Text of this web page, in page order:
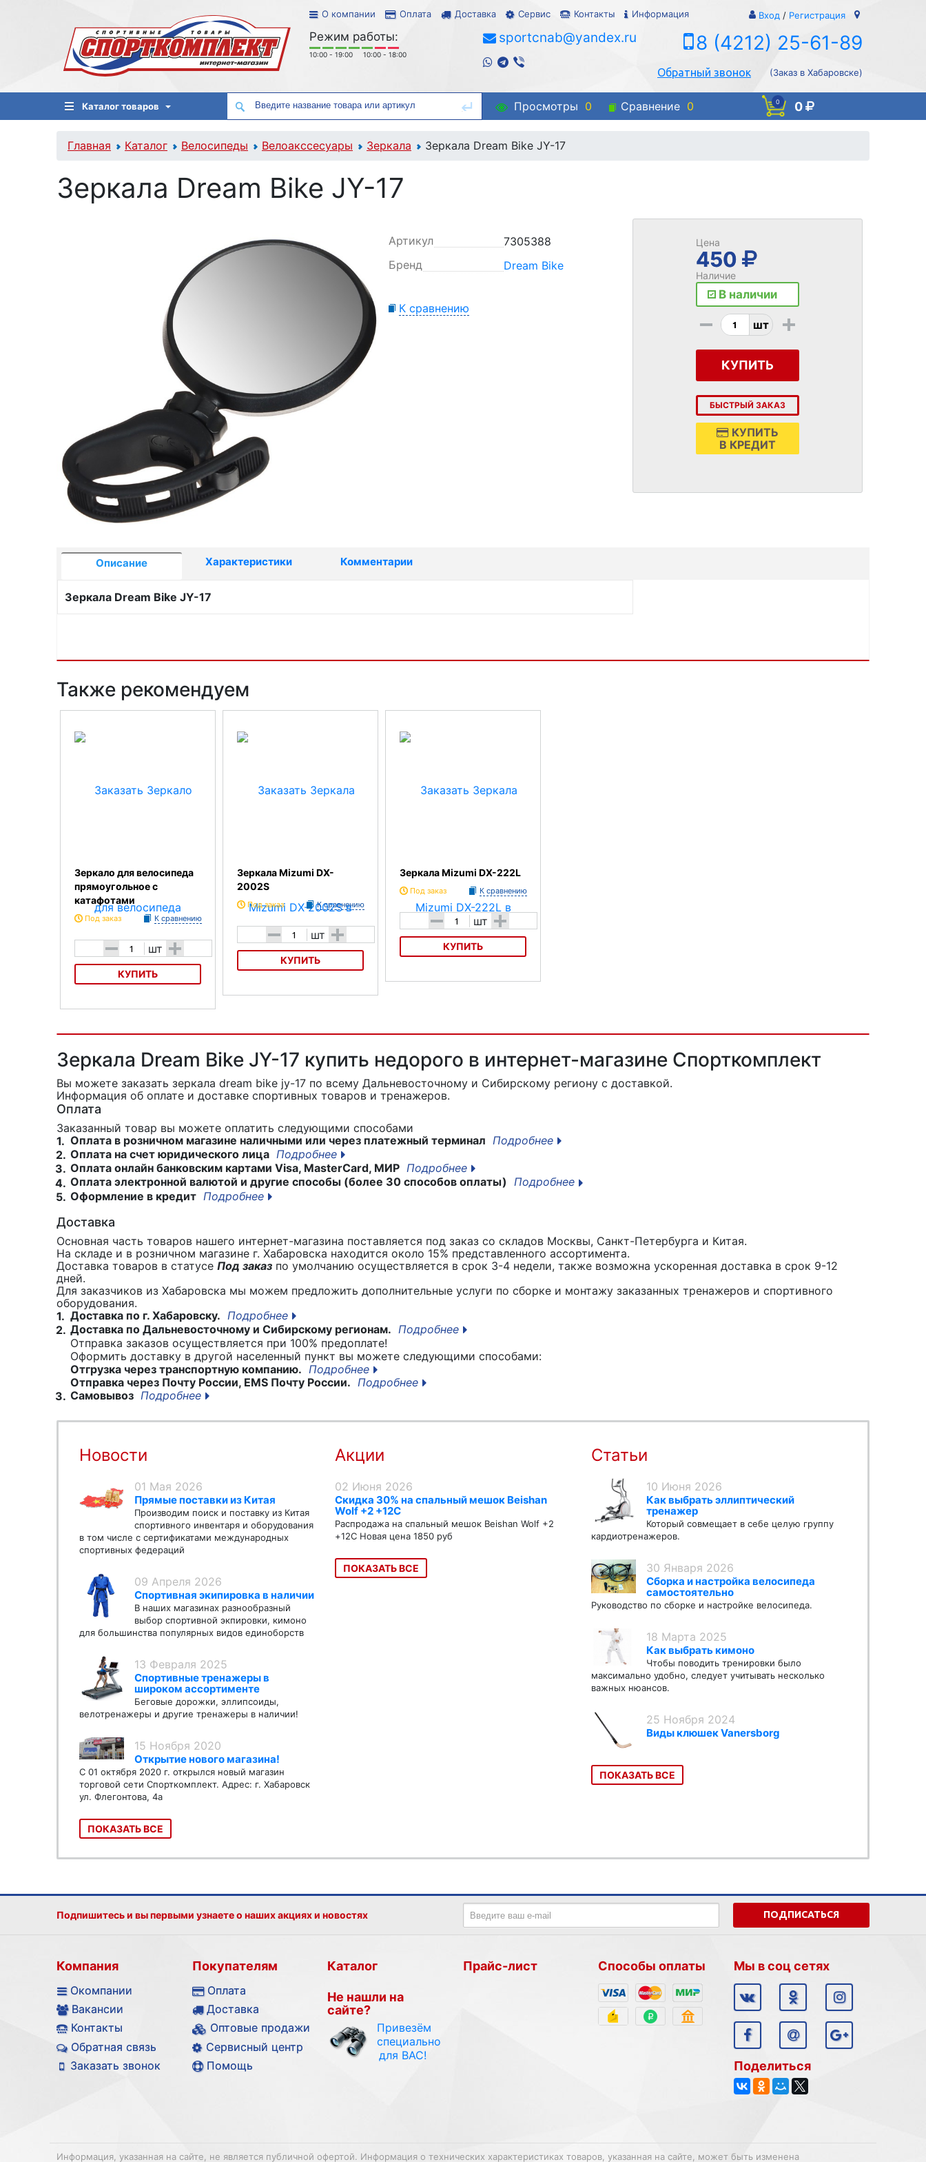
О компании Оплата Доставка Сервис Контакты Информация Вход / Регистрация
Режим работы:
10:00 - 19:00 10:00 - 18:00
sportcnab@yandex.ru 8 (4212) 25-61-89
Обратный звонок (Заказ в Хабаровске)
Каталог товаров Просмотры 0 Сравнение 0 0 0
Главная Каталог Велосипеды Велоакссесуары Зеркала Зеркала Dream Bike JY-17
Зеркала Dream Bike JY-17
Артикул
7305388
Бренд
Dream Bike
К сравнению
Цена
450
Наличие
В наличии
- шт +
КУПИТЬ
БЫСТРЫЙ ЗАКАЗ
КУПИТЬ
В КРЕДИТ
Описание Характеристики Комментарии
Зеркала Dream Bike JY-17
Также рекомендуем
Зеркало для велосипеда
прямоугольное с
катафотами
Под заказ К сравнению
- шт +
КУПИТЬ
Зеркала Mizumi DX-
2002S
Под заказ К сравнению
- шт +
КУПИТЬ
Зеркала Mizumi DX-222L
Под заказ К сравнению
- шт +
КУПИТЬ
Зеркала Dream Bike JY-17 купить недорого в интернет-магазине Спорткомплект
Вы можете заказать зеркала dream bike jy-17 по всему Дальневосточному и Сибирскому региону с доставкой.
Информация об оплате и доставке спортивных товаров и тренажеров.
Оплата
Заказанный товар вы можете оплатить следующими способами
1. Оплата в розничном магазине наличными или через платежный терминал Подробнее
2. Оплата на счет юридического лица Подробнее
3. Оплата онлайн банковским картами Visa, MasterCard, МИР Подробнее
4. Оплата электронной валютой и другие способы (более 30 способов оплаты) Подробнее
5. Оформление в кредит Подробнее
Доставка
Основная часть товаров нашего интернет-магазина поставляется под заказ со складов Москвы, Санкт-Петербурга и Китая.
На складе и в розничном магазине г. Хабаровска находится около 15% представленного ассортимента.
Доставка товаров в статусе Под заказ по умолчанию осуществляется в срок 3-4 недели, также возможна ускоренная доставка в срок 9-12
дней.
Для заказчиков из Хабаровска мы можем предложить дополнительные услуги по сборке и монтажу заказанных тренажеров и спортивного
оборудования.
1. Доставка по г. Хабаровску. Подробнее
2. Доставка по Дальневосточному и Сибирскому регионам. Подробнее
Отправка заказов осуществляется при 100% предоплате!
Оформить доставку в другой населенный пункт вы можете следующими способами:
Отгрузка через транспортную компанию. Подробнее
Отправка через Почту России, EMS Почту России. Подробнее
3. Самовывоз Подробнее
Новости
01 Мая 2026
Прямые поставки из Китая
Производим поиск и поставку из Китая
спортивного инвентаря и оборудования
в том числе с сертификатами международных
спортивных федераций
09 Апреля 2026
Спортивная экипировка в наличии
В наших магазинах разнообразный
выбор спортивной экпировки, кимоно
для большинства популярных видов единоборств
13 Февраля 2025
Спортивные тренажеры в
широком ассортименте
Беговые дорожки, эллипсоиды,
велотренажеры и другие тренажеры в наличии!
15 Ноября 2020
Открытие нового магазина!
С 01 октября 2020 г. открылся новый магазин
торговой сети Спорткомплект. Адрес: г. Хабаровск
ул. Флегонтова, 4а
ПОКАЗАТЬ ВСЕ
Акции
02 Июня 2026
Скидка 30% на спальный мешок Beishan
Wolf +2 +12C
Распродажа на спальный мешок Beishan Wolf +2
+12C Новая цена 1850 руб
ПОКАЗАТЬ ВСЕ
Статьи
10 Июня 2026
Как выбрать эллиптический
тренажер
Который совмещает в себе целую группу
кардиотренажеров.
30 Января 2026
Сборка и настройка велосипеда
самостоятельно
Руководство по сборке и настройке велосипеда.
18 Марта 2025
Как выбрать кимоно
Чтобы поводить тренировки было
максимально удобно, следует учитывать несколько
важных нюансов.
25 Ноября 2024
Виды клюшек Vanersborg
ПОКАЗАТЬ ВСЕ
Подпишитесь и вы первыми узнаете о наших акциях и новостях ПОДПИСАТЬСЯ
Компания
Окомпании
Вакансии
Контакты
Обратная связь
Заказать звонок
Покупателям
Оплата
Доставка
Оптовые продажи
Сервисный центр
Помощь
Каталог
Не нашли на
сайте?
Привезём
специально
для ВАС!
Прайс-лист Способы оплаты Мы в соц сетях
Поделиться
Информация, указанная на сайте, не является публичной офертой. Информация о технических характеристиках товаров, указанная на сайте, может быть изменена